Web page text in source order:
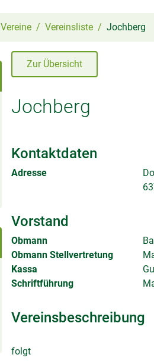
Vereine Vereinsliste Jochberg
Zur Übersicht
Jochberg
Kontaktdaten
Adresse
Vorstand
Obmann
Obmann Stellvertretung
Kassa
Schriftführung
Vereinsbeschreibung
folgt